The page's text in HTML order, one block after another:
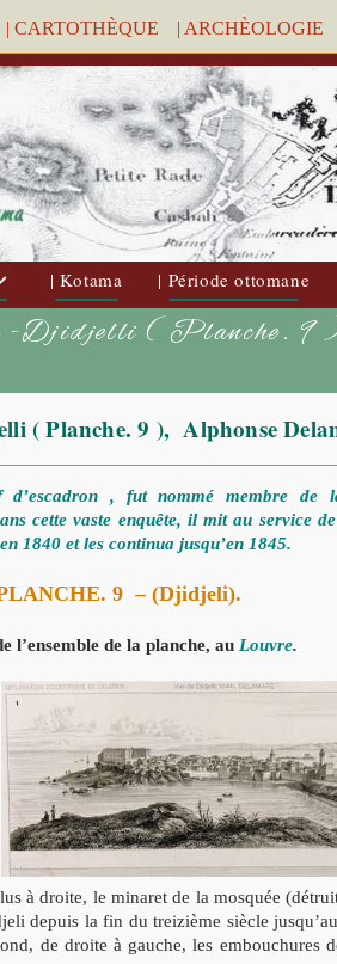
| CARTOTHÈQUE | ARCHÈOLOGIE
| Kotama | Période ottomane
-Djidjelli ( Planche.
( Planche. 9 ), Alphonse
, fut nommé membre de
cette vaste enquête, il mit au service
1840 et les continua jusqu’en 1845.
9– (Djidjeli).
l’ensemble de la planche, au Louvre.
à droite, le minaret de la mosquée
depuis la fin du treizième siècle
de droite à gauche, les embouchures